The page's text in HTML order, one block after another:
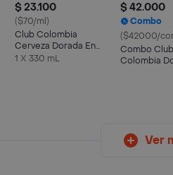
$ 23.100
($70/ml)
Club Colombia
Cerveza Dorada En
Lata 330 ML X6 Unds
1 X 330 mL
$ 42.000
Combo
($42000/
Combo Club
Colombia
Ver